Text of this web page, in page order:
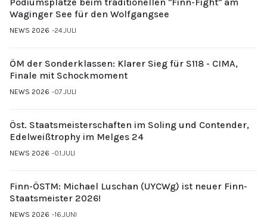
Waginger See für den Wolfgangsee
NEWS 2026 24.JULI
ÖM der Sonderklassen: Klarer Sieg für S118 - CIMA,
Finale mit Schockmoment
NEWS 2026 07.JULI
Öst. Staatsmeisterschaften im Soling und Contender,
Edelweißtrophy im Melges 24
NEWS 2026 01.JULI
Finn-ÖSTM: Michael Luschan (UYCWg) ist neuer Finn-
Staatsmeister 2026!
NEWS 2026 16.JUNI